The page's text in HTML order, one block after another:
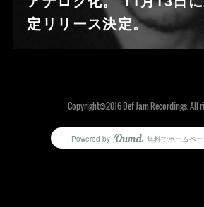
定リリース決定。
Copyright©2016 Def Jam Recordings. All
Powered by AmebaOwnd
無料でホームペ